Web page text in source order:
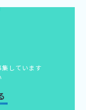
しています